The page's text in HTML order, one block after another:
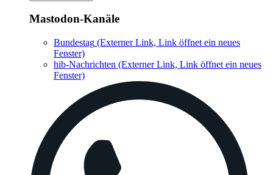
Mastodon-Kanäle
Bundestag (Externer Link, Link öffnet ein neues
Fenster)
hib-Nachrichten (Externer Link, Link öffnet ein neues
Fenster)